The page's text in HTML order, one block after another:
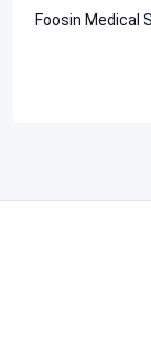
Foosin Medical